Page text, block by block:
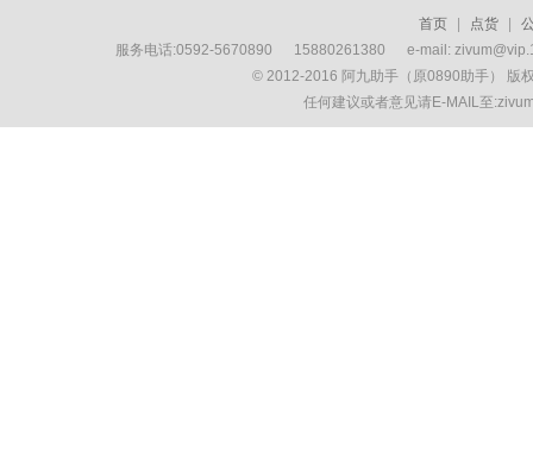
首页 点货
服务电话:0592-5670890 15880261380 e-mail:
© 2012-2016 阿九助手（原0890助手） 版
任何建议或者意见请E-MAIL至